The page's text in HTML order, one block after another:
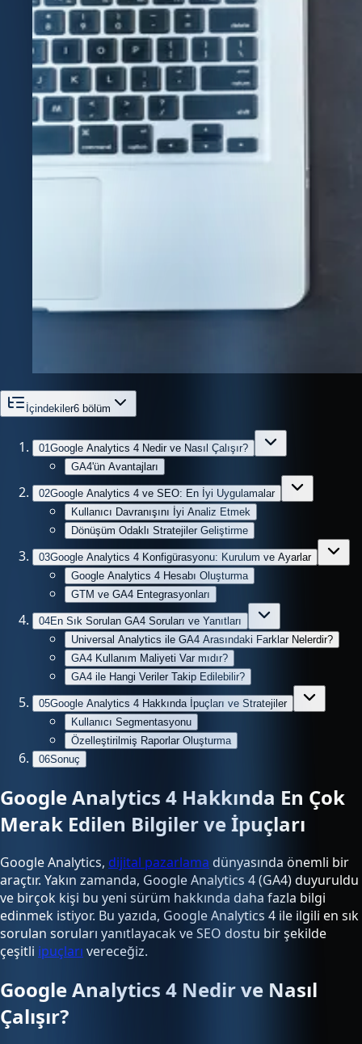
İçindekiler6 bölüm
01 Google Analytics 4 Nedir ve Nasıl Çalışır?
GA4'ün Avantajları
02Google Analytics 4 ve SEO: En İyi Uygulamalar
Kullanıcı Davranışını İyi Analiz Etmek
Dönüşüm Odaklı Stratejiler Geliştirme
03Google Analytics 4 Konfigürasyonu: Kurulum ve Ayarlar
Google Analytics 4 Hesabı Oluşturma
GTM ve GA4 Entegrasyonları
04En Sık Sorulan GA4 Soruları ve Yanıtları
Universal Analytics ile GA4 Arasındaki Farklar Nelerdir?
GA4 Kullanım Maliyeti Var mıdır?
GA4 ile Hangi Veriler Takip Edilebilir?
05Google Analytics 4 Hakkında İpuçları ve Stratejiler
Kullanıcı Segmentasyonu
Özelleştirilmiş Raporlar Oluşturma
06Sonuç
Google Analytics 4 Hakkında En Çok
Merak Edilen Bilgiler ve İpuçları
Google Analytics, dijital pazarlama dünyasında önemli bir
araçtır. Yakın zamanda, Google Analytics 4 (GA4) duyuruldu
ve birçok kişi bu yeni sürüm hakkında daha fazla bilgi
edinmek istiyor. Bu yazıda, Google Analytics 4 ile ilgili en sık
sorulan soruları yanıtlayacak ve SEO dostu bir şekilde
çeşitli ipuçları vereceğiz.
Google Analytics 4 Nedir ve Nasıl
Çalışır?